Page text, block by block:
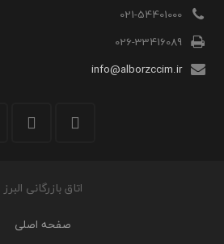
021-54401000
026-33416089
info@alborzccim.ir
اتاق بازرگانی البرز
صفحه اصلی